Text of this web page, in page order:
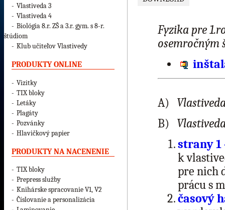
- Vlastiveda 3
- Vlastiveda 4
- Biológia 8.r. ZŠ a 3.r. gym. s 8-r.
štúdiom
- Klub učiteľov Vlastivedy
PRODUKTY ONLINE
- Vizitky
- TIX bloky
- Letáky
- Plagáty
- Pozvánky
- Hlavičkový papier
PRODUKTY NA NACENENIE
- TIX bloky
- Prepress služby
- Knihárske spracovanie V1, V2
- Číslovanie a personalizácia
Fyzika pre
osemročným
A)
B)
strany 1
k
pre nich
prácu s
časový